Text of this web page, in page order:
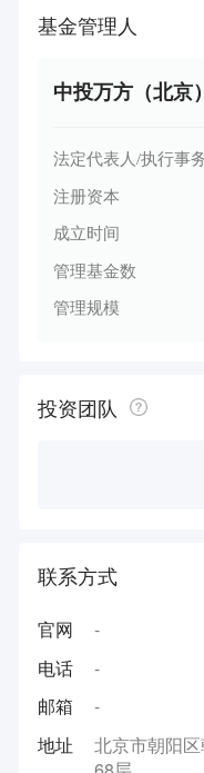
基金管理人
中投万方（北京
法定代表人/执行事
注册资本
成立时间
管理基金数
管理规模
投资团队
联系方式
官网
-
电话
-
邮箱
-
地址
北京市朝阳